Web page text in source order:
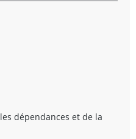
dépendances et de la